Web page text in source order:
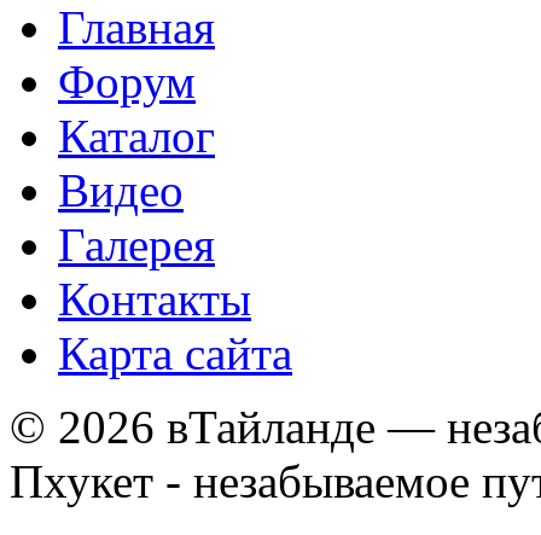
Главная
Форум
Каталог
Видео
Галерея
Контакты
Карта сайта
© 2026 вТайланде —
Пхукет - незабываемое